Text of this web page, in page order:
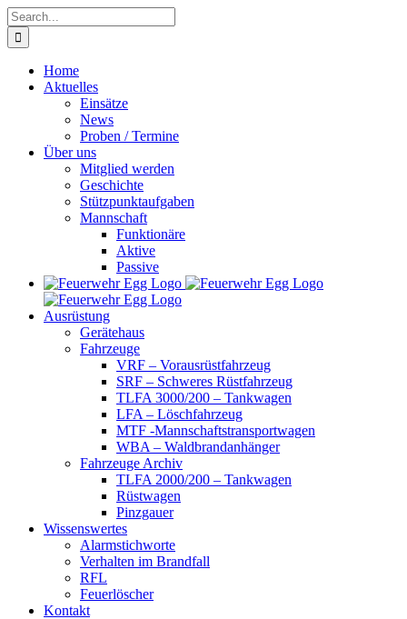
Skip
to
content
Search
for:
Home
Aktuelles
Einsätze
News
Proben / Termine
Über uns
Mitglied werden
Geschichte
Stützpunktaufgaben
Mannschaft
Funktionäre
Aktive
Passive
Ausrüstung
Gerätehaus
Fahrzeuge
VRF – Vorausrüstfahrzeug
SRF – Schweres Rüstfahrzeug
TLFA 3000/200 – Tankwagen
LFA – Löschfahrzeug
MTF -Mannschaftstransportwagen
WBA – Waldbrandanhänger
Fahrzeuge Archiv
TLFA 2000/200 – Tankwagen
Rüstwagen
Pinzgauer
Wissenswertes
Alarmstichworte
Verhalten im Brandfall
RFL
Feuerlöscher
Kontakt